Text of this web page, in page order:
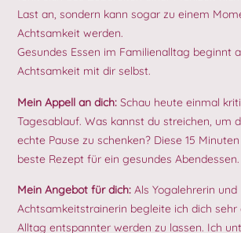
Last an, sondern kann sogar zu einem
Achtsamkeit werden.
Gesundes Essen im Familienalltag beginnt
Achtsamkeit mit dir selbst.
Mein Appell an dich: Schau heute einmal
Tagesablauf. Was kannst du streichen, um
echte Pause zu schenken? Diese 15
beste Rezept für ein gesundes Abendessen.
Mein Angebot für dich: Als Yogalehrerin und
Achtsamkeitstrainerin begleite ich dich sehr
Alltag entspannter werden zu lassen. Ich